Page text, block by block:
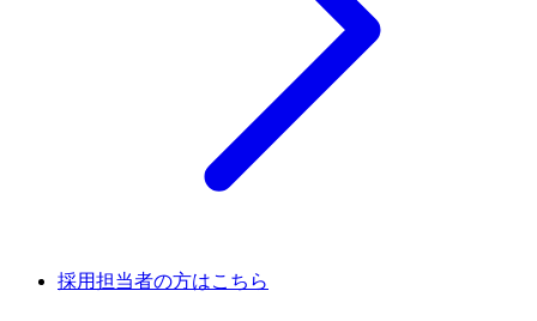
採用担当者の方はこちら